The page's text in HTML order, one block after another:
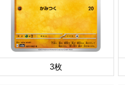
3枚